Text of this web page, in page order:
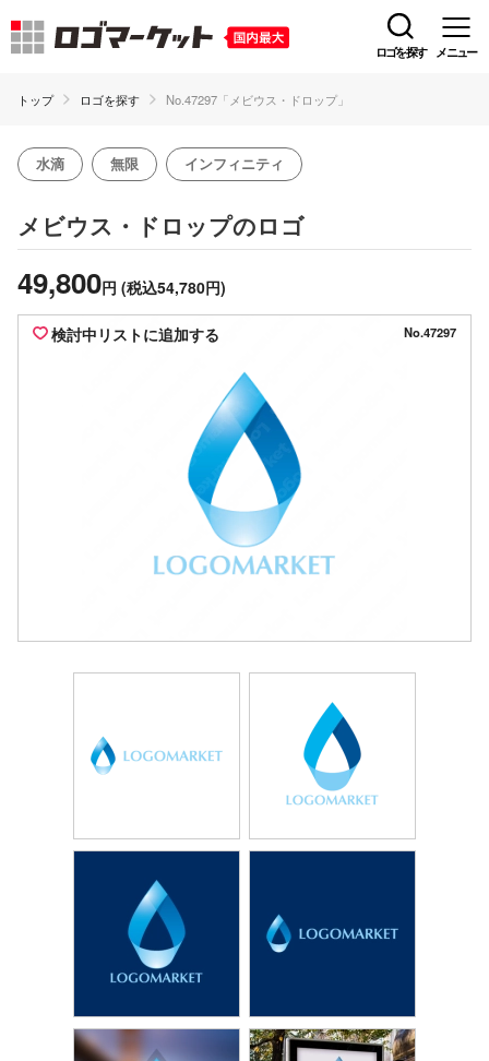
ロゴを探す メニュー
トップ ロゴを探す No.47297「メビウス・ドロップ」
水滴 無限 インフィニティ
メビウス・ドロップのロゴ
49,800円 (税込54,780円)
検討中リストに追加する No.47297